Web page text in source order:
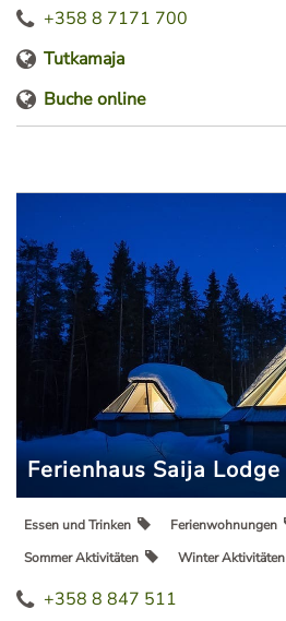
+358 8 7171 700
Tutkamaja
Buche online
Ferienhaus Saija Lodge
Essen und Trinken Ferienwohnungen
Sommer Aktivitäten
Winter Aktivitäten
+358 8 847 511